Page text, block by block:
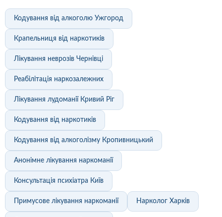
Кодування від алкоголю Ужгород
Крапельниця від наркотиків
Лікування неврозів Чернівці
Реабілітація наркозалежних
Лікування лудоманії Кривий Ріг
Кодування від наркотиків
Кодування від алкоголізму Кропивницький
Анонімне лікування наркоманії
Консультація психіатра Київ
Примусове лікування наркоманії Нарколог Харків